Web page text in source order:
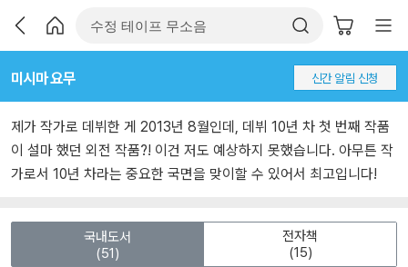
미시마 요무 신간 알림 신청
제가 작가로 데뷔한 게 2013년 8월인데, 데뷔 10년 차 첫 번째 작품
이 설마 했던 외전 작품?! 이건 저도 예상하지 못했습니다. 아무튼 작
가로서 10년 차라는 중요한 국면을 맞이할 수 있어서 최고입니다!
국내도서
(51)
전자책
(15)